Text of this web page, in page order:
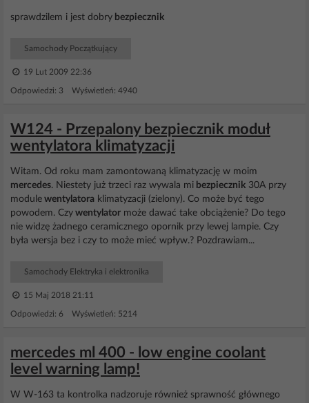
sprawdzilem i jest dobry bezpiecznik
Samochody Początkujący
19 Lut 2009 22:36
Odpowiedzi: 3 Wyświetleń: 4940
W124 - Przepalony bezpiecznik moduł
wentylatora klimatyzacji
Witam. Od roku mam zamontowaną klimatyzację w moim
mercedes. Niestety już trzeci raz wywala mi bezpiecznik 30A przy
module wentylatora klimatyzacji (zielony). Co może być tego
powodem. Czy wentylator może dawać take obciążenie? Do tego
nie widzę żadnego ceramicznego opornik przy lewej lampie. Czy
była wersja bez i czy to może mieć wpływ.? Pozdrawiam...
Samochody Elektryka i elektronika
15 Maj 2018 21:11
Odpowiedzi: 6 Wyświetleń: 5214
mercedes ml 400 - low engine coolant
level warning lamp!
W W-163 ta kontrolka nadzoruje również sprawność głównego